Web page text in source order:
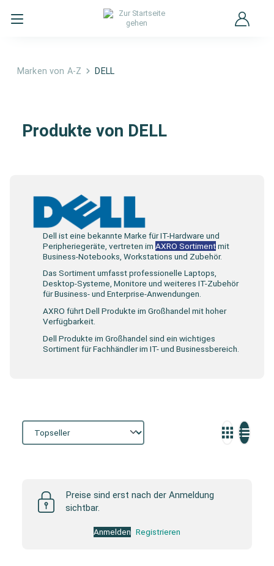
Marken von A-Z DELL
Produkte von DELL
Dell ist eine bekannte Marke für IT-Hardware und
Peripheriegeräte, vertreten im AXRO Sortimentmit
Business-Notebooks, Workstations und Zubehör.
Das Sortiment umfasst professionelle Laptops,
Desktop-Systeme, Monitore und weiteres IT-Zubehör
für Business- und Enterprise-Anwendungen.
AXRO führt Dell Produkte im Großhandel mit hoher
Verfügbarkeit.
Dell Produkte im Großhandel sind ein wichtiges
Sortiment für Fachhändler im IT- und Businessbereich.
Preise sind erst nach der Anmeldung
sichtbar.
Anmelden Registrieren